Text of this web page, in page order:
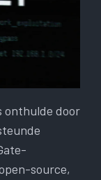
onthulde door
source,